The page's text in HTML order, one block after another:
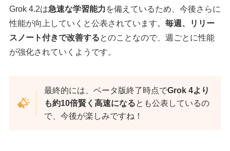
Grok 4.2は急速な学習能力を備えているため、今後さらに
性能が向上していくと公表されています。 毎週、リリー
スノート付きで改善するとのことなので、週ごとに性能
が強化されていくようです。
最終的には、ベータ版終了時点でGrok 4より
も約10倍賢く高速になるとも公表しているの
で、今後が楽しみですね！